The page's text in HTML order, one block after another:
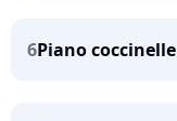
6Piano coccinelle